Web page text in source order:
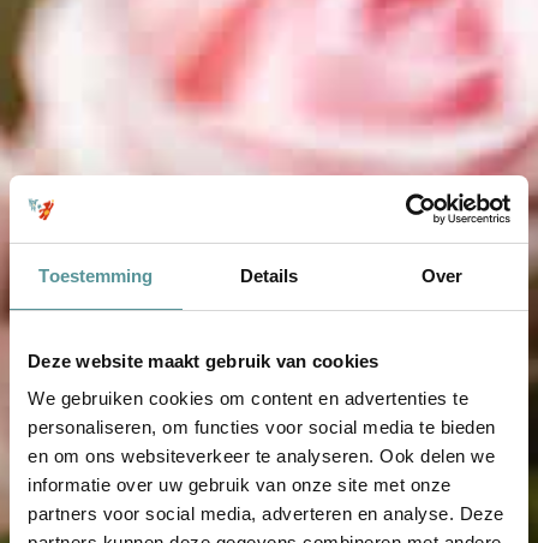
Toestemming Details Over
Deze website maakt gebruik van cookies
We gebruiken cookies om content en advertenties te
personaliseren, om functies voor social media te bieden
en om ons websiteverkeer te analyseren. Ook delen we
informatie over uw gebruik van onze site met onze
partners voor social media, adverteren en analyse. Deze